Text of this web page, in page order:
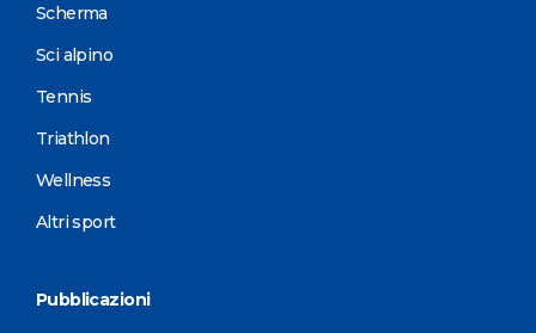
Scherma
Sci alpino
Tennis
Triathlon
Wellness
Altri sport
Pubblicazioni